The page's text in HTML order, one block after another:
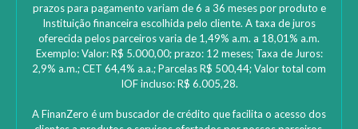
prazos para pagamento variam de 6 a 36 meses por produto e
Instituição financeira escolhida pelo cliente. A taxa de juros
oferecida pelos parceiros varia de 1,49% a.m. a 18,01% a.m.
Exemplo: Valor: R$ 5.000,00; prazo: 12 meses; Taxa de Juros:
2,9% a.m.; CET 64,4% a.a.; Parcelas R$ 500,44; Valor total com
IOF incluso: R$ 6.005,28.
A FinanZero é um buscador de crédito que facilita o acesso dos